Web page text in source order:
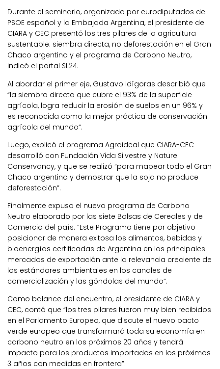
Durante el seminario, organizado por eurodiputados del
PSOE español y la Embajada Argentina, el presidente de
CIARA y CEC presentó los tres pilares de la agricultura
sustentable: siembra directa, no deforestación en el Gran
Chaco argentino y el programa de Carbono Neutro,
indicó el portal SL24.
Al abordar el primer eje, Gustavo Idígoras describió que
“la siembra directa que cubre el 93% de la superficie
agrícola, logra reducir la erosión de suelos en un 96% y
es reconocida como la mejor práctica de conservación
agrícola del mundo”.
Luego, explicó el programa Agroideal que CIARA-CEC
desarrolló con Fundación Vida Silvestre y Nature
Conservancy, y que se realizó “para mapear todo el Gran
Chaco argentino y demostrar que la soja no produce
deforestación”.
Finalmente expuso el nuevo programa de Carbono
Neutro elaborado por las siete Bolsas de Cereales y de
Comercio del país. “Este Programa tiene por objetivo
posicionar de manera exitosa los alimentos, bebidas y
bioenergías certificadas de Argentina en los principales
mercados de exportación ante la relevancia creciente de
los estándares ambientales en los canales de
comercialización y las góndolas del mundo”.
Como balance del encuentro, el presidente de CIARA y
CEC, contó que “los tres pilares fueron muy bien recibidos
en el Parlamento Europeo, que discute el nuevo pacto
verde europeo que transformará toda su economía en
carbono neutro en los próximos 20 años y tendrá
impacto para los productos importados en los próximos
3 años con medidas en frontera”.